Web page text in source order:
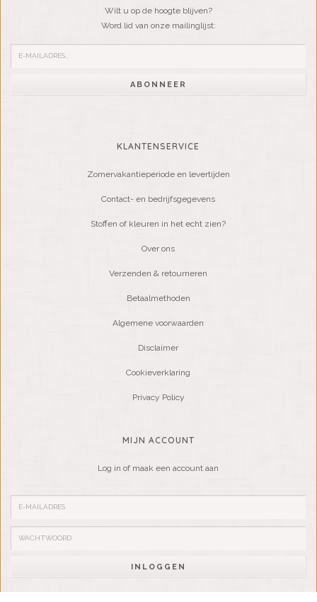
Wilt u op de hoogte blijven?
Word lid van onze mailinglijst:
ABONNEER
KLANTENSERVICE
Zomervakantieperiode en levertijden
Contact- en bedrijfsgegevens
Stoffen of kleuren in het echt zien?
Over ons
Verzenden & retourneren
Betaalmethoden
Algemene voorwaarden
Disclaimer
Cookieverklaring
Privacy Policy
MIJN ACCOUNT
Log in of maak een account aan
INLOGGEN